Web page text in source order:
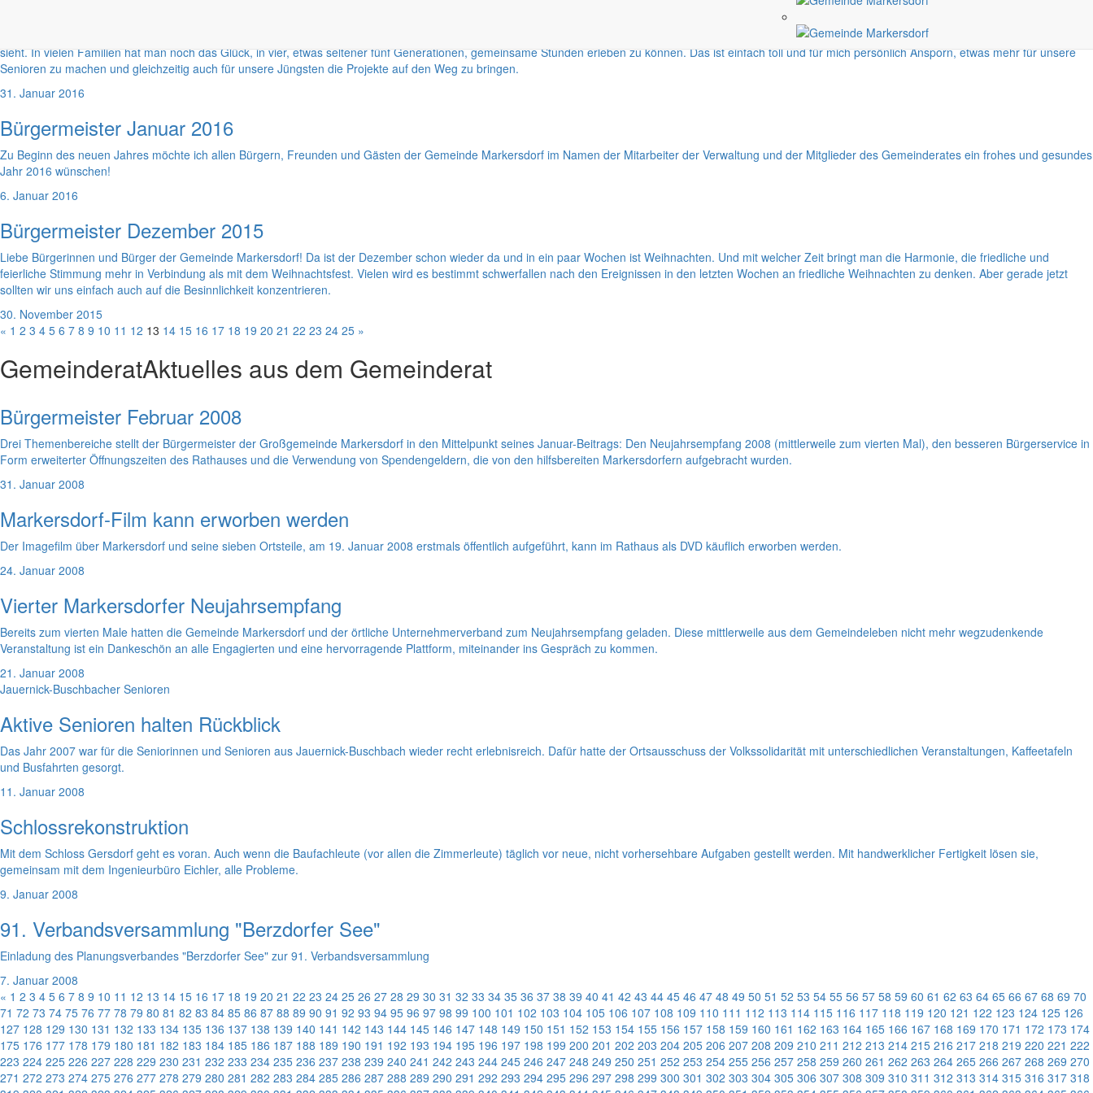
Liebe Bürgerinnen und Bürger der Gemeinde Markersdorf! Ist das nicht ein herrliches Gefühl, wenn man sich zu Familienfeiern trifft und die unterschiedlichen Generationen miteinander feiern, reden und spielen
sieht. In vielen Familien hat man noch das Glück, in vier, etwas seltener fünf Generationen, gemeinsame Stunden erleben zu können. Das ist einfach toll und für mich persönlich Ansporn, etwas mehr für unsere
Senioren zu machen und gleichzeitig auch für unsere Jüngsten die Projekte auf den Weg zu bringen.
31. Januar 2016
Bürgermeister Januar 2016
Zu Beginn des neuen Jahres möchte ich allen Bürgern, Freunden und Gästen der Gemeinde Markersdorf im Namen der Mitarbeiter der Verwaltung und der Mitglieder des Gemeinderates ein frohes und gesundes
Jahr 2016 wünschen!
6. Januar 2016
Bürgermeister Dezember 2015
Liebe Bürgerinnen und Bürger der Gemeinde Markersdorf! Da ist der Dezember schon wieder da und in ein paar Wochen ist Weihnachten. Und mit welcher Zeit bringt man die Harmonie, die friedliche und
feierliche Stimmung mehr in Verbindung als mit dem Weihnachtsfest. Vielen wird es bestimmt schwerfallen nach den Ereignissen in den letzten Wochen an friedliche Weihnachten zu denken. Aber gerade jetzt
sollten wir uns einfach auch auf die Besinnlichkeit konzentrieren.
30. November 2015
« 1 2 3 4 5 6 7 8 9 10 11 12 13 14 15 16 17 18 19 20 21 22 23 24 25 »
GemeinderatAktuelles aus dem Gemeinderat
Bürgermeister Februar 2008
Drei Themenbereiche stellt der Bürgermeister der Großgemeinde Markersdorf in den Mittelpunkt seines Januar-Beitrags: Den Neujahrsempfang 2008 (mittlerweile zum vierten Mal), den besseren Bürgerservice in
Form erweiterter Öffnungszeiten des Rathauses und die Verwendung von Spendengeldern, die von den hilfsbereiten Markersdorfern aufgebracht wurden.
31. Januar 2008
Markersdorf-Film kann erworben werden
Der Imagefilm über Markersdorf und seine sieben Ortsteile, am 19. Januar 2008 erstmals öffentlich aufgeführt, kann im Rathaus als DVD käuflich erworben werden.
24. Januar 2008
Vierter Markersdorfer Neujahrsempfang
Bereits zum vierten Male hatten die Gemeinde Markersdorf und der örtliche Unternehmerverband zum Neujahrsempfang geladen. Diese mittlerweile aus dem Gemeindeleben nicht mehr wegzudenkende
Veranstaltung ist ein Dankeschön an alle Engagierten und eine hervorragende Plattform, miteinander ins Gespräch zu kommen.
21. Januar 2008
Jauernick-Buschbacher Senioren
Aktive Senioren halten Rückblick
Das Jahr 2007 war für die Seniorinnen und Senioren aus Jauernick-Buschbach wieder recht erlebnisreich. Dafür hatte der Ortsausschuss der Volkssolidarität mit unterschiedlichen Veranstaltungen, Kaffeetafeln
und Busfahrten gesorgt.
11. Januar 2008
Schlossrekonstruktion
Mit dem Schloss Gersdorf geht es voran. Auch wenn die Baufachleute (vor allen die Zimmerleute) täglich vor neue, nicht vorhersehbare Aufgaben gestellt werden. Mit handwerklicher Fertigkeit lösen sie,
gemeinsam mit dem Ingenieurbüro Eichler, alle Probleme.
9. Januar 2008
91. Verbandsversammlung "Berzdorfer See"
Einladung des Planungsverbandes "Berzdorfer See" zur 91. Verbandsversammlung
7. Januar 2008
« 1 2 3 4 5 6 7 8 9 10 11 12 13 14 15 16 17 18 19 20 21 22 23 24 25 26 27 28 29 30 31 32 33 34 35 36 37 38 39 40 41 42 43 44 45 46 47 48 49 50 51 52 53 54 55 56 57 58 59 60 61 62 63 64 65 66 67 68 69 70
71 72 73 74 75 76 77 78 79 80 81 82 83 84 85 86 87 88 89 90 91 92 93 94 95 96 97 98 99 100 101 102 103 104 105 106 107 108 109 110 111 112 113 114 115 116 117 118 119 120 121 122 123 124 125 126
127 128 129 130 131 132 133 134 135 136 137 138 139 140 141 142 143 144 145 146 147 148 149 150 151 152 153 154 155 156 157 158 159 160 161 162 163 164 165 166 167 168 169 170 171 172 173 174
175 176 177 178 179 180 181 182 183 184 185 186 187 188 189 190 191 192 193 194 195 196 197 198 199 200 201 202 203 204 205 206 207 208 209 210 211 212 213 214 215 216 217 218 219 220 221 222
223 224 225 226 227 228 229 230 231 232 233 234 235 236 237 238 239 240 241 242 243 244 245 246 247 248 249 250 251 252 253 254 255 256 257 258 259 260 261 262 263 264 265 266 267 268 269 270
271 272 273 274 275 276 277 278 279 280 281 282 283 284 285 286 287 288 289 290 291 292 293 294 295 296 297 298 299 300 301 302 303 304 305 306 307 308 309 310 311 312 313 314 315 316 317 318